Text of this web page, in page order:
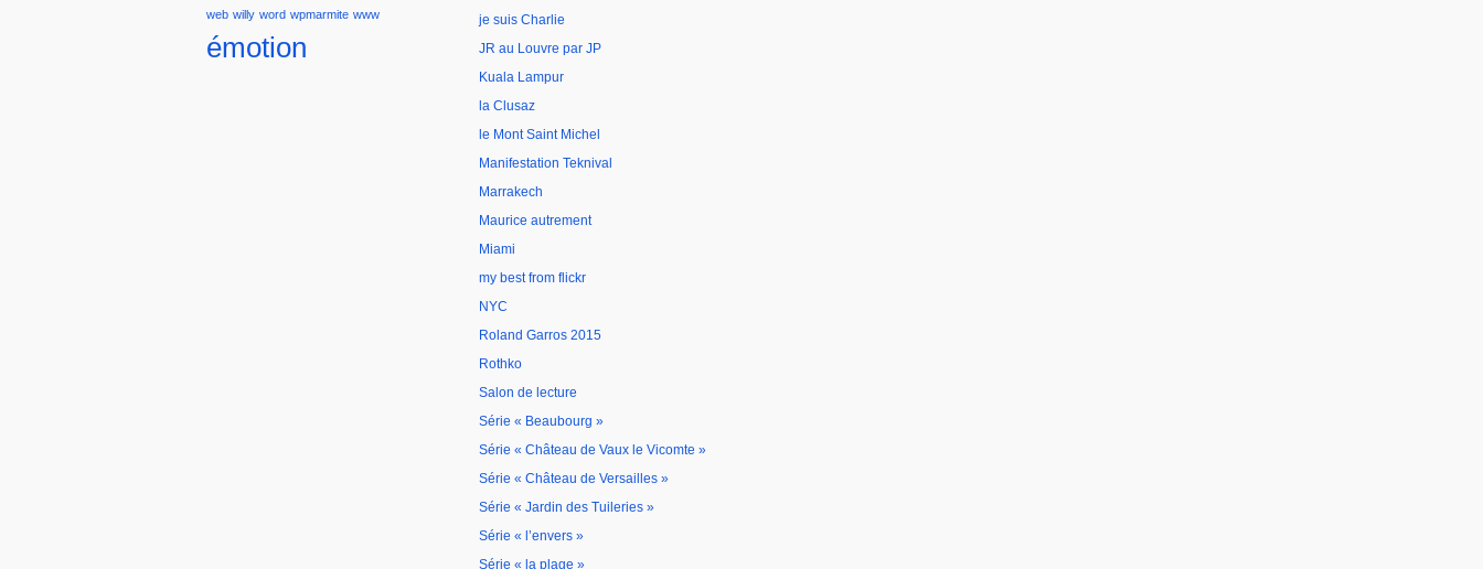
web willy word wpmarmite www
émotion
je suis Charlie
JR au Louvre par JP
Kuala Lampur
la Clusaz
le Mont Saint Michel
Manifestation Teknival
Marrakech
Maurice autrement
Miami
my best from flickr
NYC
Roland Garros 2015
Rothko
Salon de lecture
Série « Beaubourg »
Série « Château de Vaux le Vicomte »
Série « Château de Versailles »
Série « Jardin des Tuileries »
Série « l’envers »
Série « la plage »